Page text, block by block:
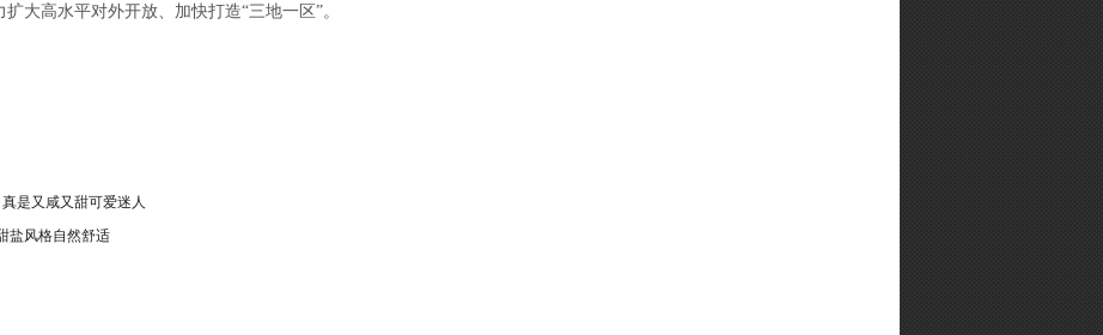
大高水平对外开放、加快打造“三地一区”。
是又咸又甜可爱迷人
盐风格自然舒适